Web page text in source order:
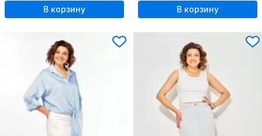
В корзину В корзину